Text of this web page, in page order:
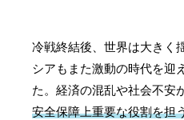
冷戦終結後、世界は大きく
シアもまた激動の時代を迎
た。経済の混乱や社会不安
安全保障上重要な役割を担